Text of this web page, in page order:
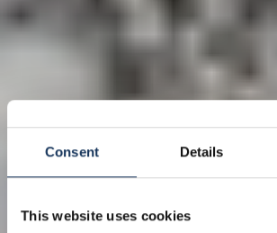
Consent Details
This website uses cookies